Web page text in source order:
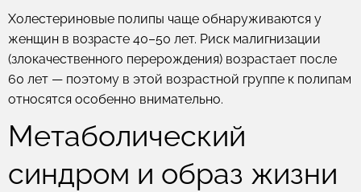
Холестериновые полипы чаще обнаруживаются у
женщин в возрасте 40–50 лет. Риск малигнизации
(злокачественного перерождения) возрастает после
60 лет — поэтому в этой возрастной группе к полипам
относятся особенно внимательно.
Метаболический
синдром и образ жизни